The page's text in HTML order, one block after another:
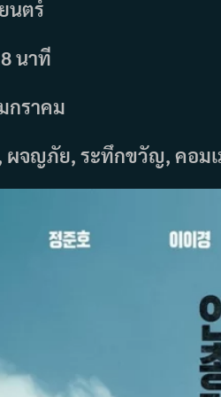
นตร์
นาที
กราคม
ผจญภัย, ระทึกขวัญ, คอม